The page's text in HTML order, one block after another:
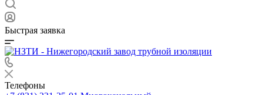
Быстрая заявка
Телефоны